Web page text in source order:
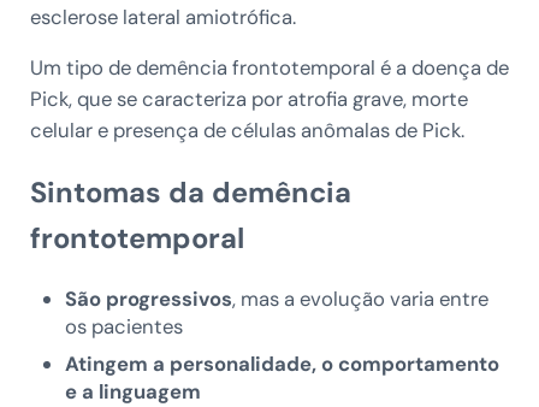
esclerose lateral amiotrófica.
Um tipo de demência frontotemporal é a doença de
Pick, que se caracteriza por atrofia grave, morte
celular e presença de células anômalas de Pick.
Sintomas da demência
frontotemporal
São progressivos, mas a evolução varia entre
os pacientes
Atingem a personalidade, o comportamento
e a linguagem